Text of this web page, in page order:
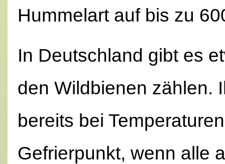
Hummelart auf bis zu
In Deutschland gibt es
den Wildbienen zählen.
bereits bei
Gefrierpunkt, wenn alle